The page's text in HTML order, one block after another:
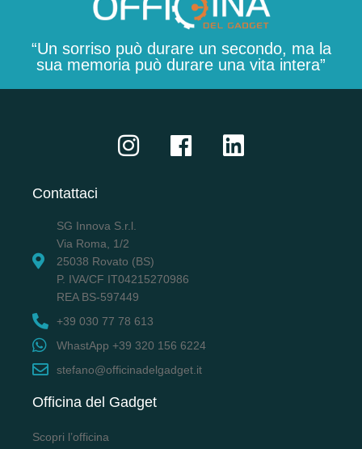
“Un sorriso può durare un secondo, ma la
sua memoria può durare una vita intera”
Contattaci
SG Innova S.r.l.
Via Roma, 1/2
25038 Rovato (BS)
P. IVA/CF IT04215270986
REA BS-597449
+39 030 77 78 613
WhastApp +39 320 156 6224
stefano@officinadelgadget.it
Officina del Gadget
Scopri l’officina